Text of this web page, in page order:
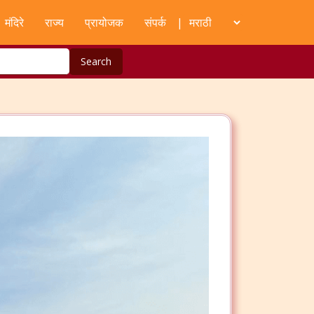
मंदिरे राज्य प्रायोजक संपर्क |
Search